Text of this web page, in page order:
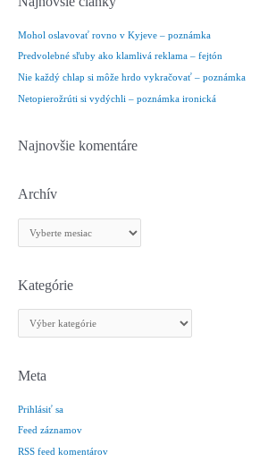
a
:
Mohol oslavovať rovno v Kyjeve – poznámka
Predvolebné sľuby ako klamlivá reklama – fejtón
Nie každý chlap si môže hrdo vykračovať – poznámka
Netopierožrúti si vydýchli – poznámka ironická
Najnovšie komentáre
Archív
r
h
Kategórie
a
e
ó
r
i
Meta
Prihlásiť sa
Feed záznamov
RSS feed komentárov